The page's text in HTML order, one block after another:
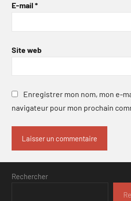
E-mail *
Site web
Enregistrer mon nom, mon e-
navigateur pour mon prochain
Rechercher